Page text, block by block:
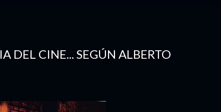
DEL CINE... SEGÚN ALBERTO